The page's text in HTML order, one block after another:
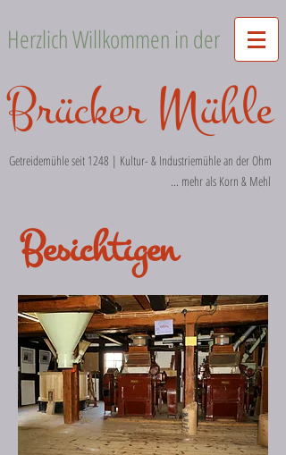
Herzlich Willkommen in der
Brücker Mühle
Getreidemühle seit 1248 | Kultur- & Industriemühle an der Ohm
... mehr als Korn & Mehl
Besichtigen